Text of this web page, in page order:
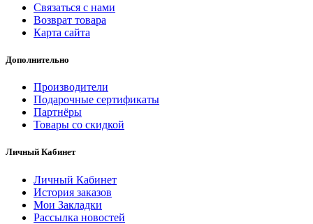
Связаться с нами
Возврат товара
Карта сайта
Дополнительно
Производители
Подарочные сертификаты
Партнёры
Товары со скидкой
Личный Кабинет
Личный Кабинет
История заказов
Мои Закладки
Рассылка новостей